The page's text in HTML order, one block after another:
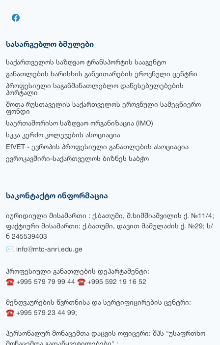
სასარგებლო ბმულები
საქართველოს საზღვაო ტრანსპორტის სააგენტო
განათლების ხარისხის განვითარების ეროვნული ცენტრი
პროფესიული საგანმანათლებლო დაწესებულებების
პორტალი
შოთა რუსთაველის საქართველოს ეროვნული სამეცნიერო
ფონდი
საერთაშორისო საზღვაო ორგანიზაცია (IMO)
სკკა კერძო კოლეჯების ასოციაცია
EfVET - ევროპის პროფესიული განათლების ასოციაცია
ევროკავშირი-საქართველოს ბიზნეს საბჭო
საკონტაქტო ინფორმაცია
იურიდიული მისამართი : ქ.ბათუმი, შ.ხიმშიაშვილის ქ. №11/4;
ფაქტიური მისამართი: ქ.ბათუმი, დავით მამულაძის ქ. №29; ს/
ნ 245539403
✉ info@mtc-anri.edu.ge
პროფესიული განათლების დეპარტამენტი:
☎ +995 579 79 99 44 ☎ +995 592 19 16 52
მეზღვაურების წვრთნისა და სერტიფიცირების ცენტრი:
☎ +995 579 23 44 99;
პერსონალურ მონაცემთა დაცვის ოფიცერი: შპს "უსაფრთხო